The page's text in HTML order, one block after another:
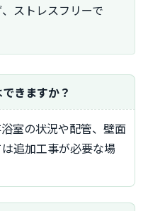
ストレスフリーで
できますか？
追加工事が必要な場